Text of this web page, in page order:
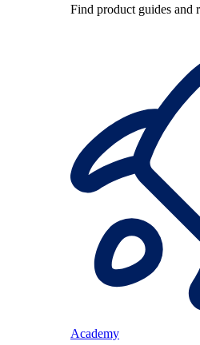
Find product guides and
Academy